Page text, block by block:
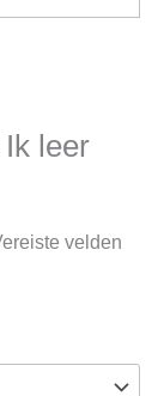
leer
velden